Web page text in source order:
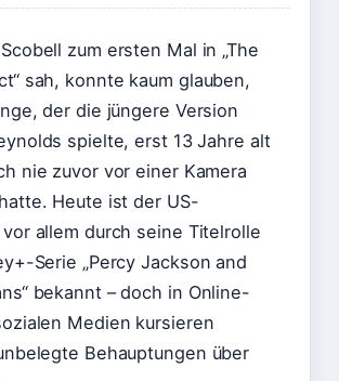
zum ersten Mal in „The
sah, konnte kaum glauben,
der die jüngere Version
spielte, erst 13 Jahre alt
nie zuvor vor einer Kamera
Heute ist der US-
allem durch seine Titelrolle
Serie „Percy Jackson and
bekannt – doch in Online-
Medien kursieren
Behauptungen über